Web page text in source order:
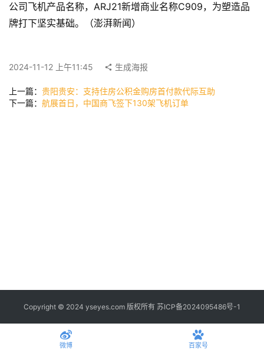
快
公
司
公司飞机产品名称，ARJ21新增商业名称C909，为塑造品
牌打下坚实基础。（澎湃新闻）
2024-11-12 上午11:45 生成海报
上一篇： 贵阳贵安：支持住房公积金购房首付款代际互助
下一篇： 航展首日，中国商飞签下130架飞机订单
Copyright © 2024 yseyes.com 版权所有 苏ICP备2024095486号-1
微博 百家号